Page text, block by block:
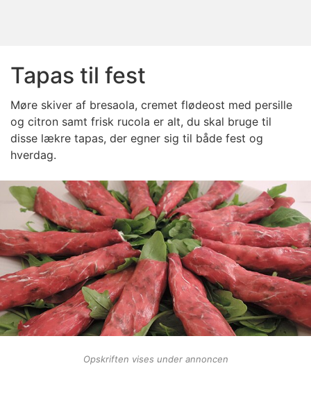
Tapas til fest
Møre skiver af bresaola, cremet flødeost med persille
og citron samt frisk rucola er alt, du skal bruge til
disse lækre tapas, der egner sig til både fest og
hverdag.
Opskriften vises under annoncen